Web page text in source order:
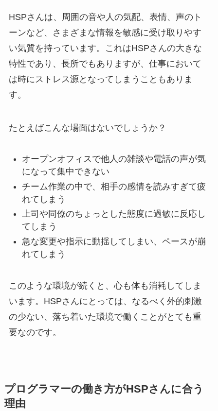
HSPさんは、周囲の音や人の気配、表情、声のト
ーンなど、さまざまな情報を敏感に受け取りやす
い気質を持っています。これはHSPさんの大きな
特性であり、長所でもありますが、仕事において
は時にストレス源となってしまうこともありま
す。
たとえばこんな場面はないでしょうか？
オープンオフィスで他人の雑談や電話の声が気
になって集中できない
チーム作業の中で、相手の感情を読みすぎて疲
れてしまう
上司や同僚のちょっとした態度に過敏に反応し
てしまう
急な変更や指示に動揺してしまい、ペースが崩
れてしまう
このような環境が続くと、心も体も消耗してしま
います。HSPさんにとっては、なるべく外的刺激
の少ない、落ち着いた環境で働くことがとても重
要なのです。
プログラマーの働き方がHSPさんに合う
理由